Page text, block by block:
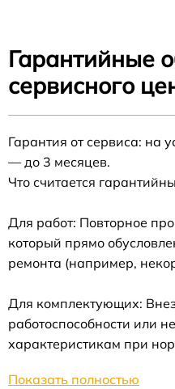
Гарантийные
сервисного
Гарантия от сервиса: на
— до 3 месяцев.
Что считается
Для работ: Повторное
который прямо
ремонта (например,
Для комплектующих:
работоспособности или
характеристикам при
Показать полностью